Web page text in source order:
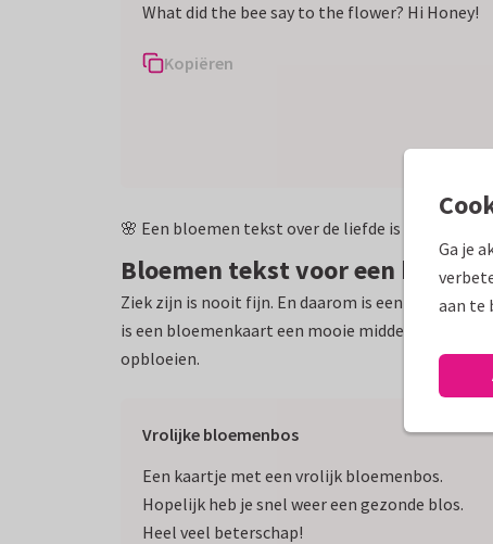
What did the bee say to the flower? Hi Honey!
Kopiëren
🌸 Een bloemen tekst over de liefde is natuurlijk
Bloemen tekst voor een
Ziek zijn is nooit fijn. En daarom is een
is een bloemenkaart een mooie middenweg. Met
opbloeien.
Vrolijke bloemenbos
Een kaartje met een vrolijk bloemenbos.
Hopelijk heb je snel weer een gezonde blos.
Heel veel beterschap!
Ga je
aan te